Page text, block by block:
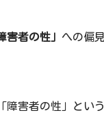
害者の性」 への偏
害者の性」とい